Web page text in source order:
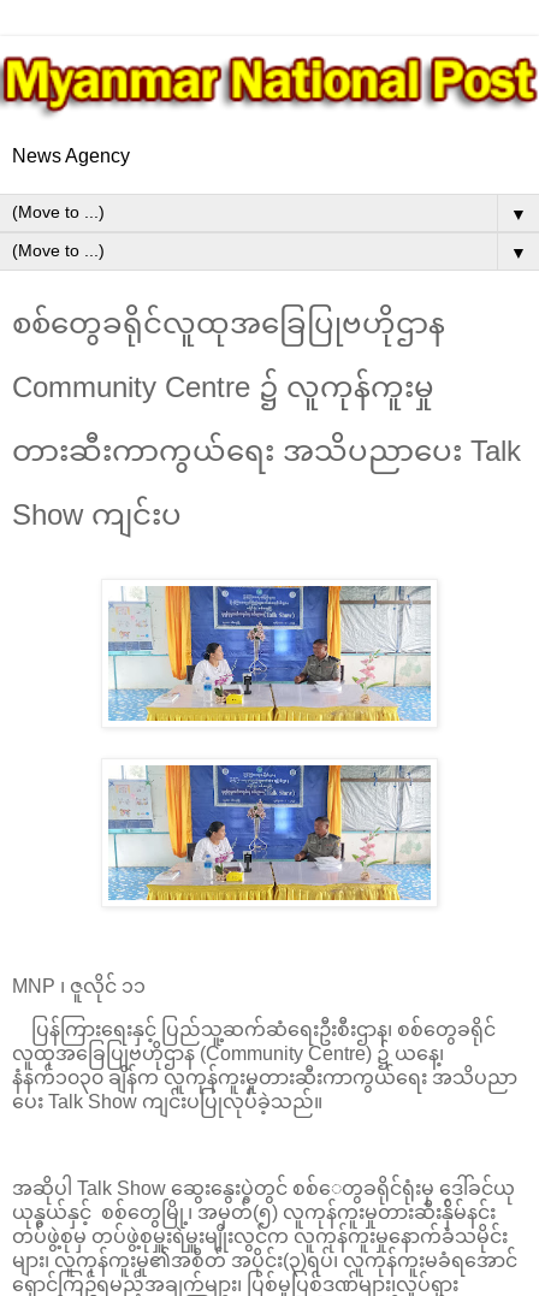
News Agency
▼
▼
စစ်တွေခရိုင်လူထုအခြေပြုဗဟိုဌာန
Community Centre ၌ လူကုန်ကူးမှု
တားဆီးကာကွယ်​ရေး အသိပညာပေး Talk
Show ကျင်းပ
MNP ၊ ဇူလိုင် ၁၁
ပြန်ကြားရေးနှင့် ပြည်သူ့ဆက်ဆံရေးဦးစီးဌာန၊ စစ်တွေခရိုင်
လူထုအခြေပြုဗဟိုဌာန (Community Centre) ၌ ယနေ့၊
နံနက်၁၀၃၀ ချိန်က လူကုန်ကူးမှုတားဆီးကာကွယ်ရေး အသိပညာ
ပေး Talk Show ကျင်းပပြုလုပ်ခဲ့သည်။
အဆိုပါ Talk Show ဆွေးနွေးပွဲတွင် စစ်​​​​​​ေတွခရိုင်ရုံးမှ ဒေါ်ခင်ယု
ယုနွယ်နှင့် စစ်တွေ​​​​​မြို့၊ အမှတ်(၅) လူကုန်ကူးမှုတားဆီးန်ှိမ်နင်း
တပ်ဖွဲ့စုမှ တပ်ဖွဲ့စုမှူးရဲမှူးမျိုးလွင်က လူကုန်ကူးမှုနောက်ခံသမိုင်း
များ၊ လူကုန်ကူးမှု၏အစိတ် အပိုင်း(၃)ရပ်၊ လူကုန်ကူးမခံရအောင်
ရှောင်ကြဥ်ရမည့်အချက်များ၊ ပြစ်မှုပြစ်ဒဏ်များ၊လှုပ်ရှား